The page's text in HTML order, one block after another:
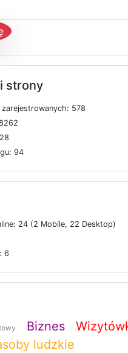
strony
zarejestrowanych: 578
gu: 94
line: 24 (2 Mobile, 22 Desktop)
6
Biznes
ludzkie